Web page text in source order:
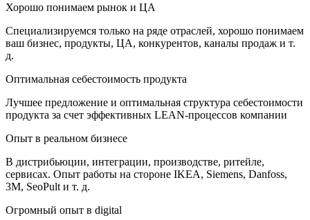
Хорошо понимаем рынок и ЦА
Специализируемся только на ряде отраслей, хорошо понимаем
ваш бизнес, продукты, ЦА, конкурентов, каналы продаж и т.
д.
Оптимальная себестоимость продукта
Лучшее предложение и оптимальная структура себестоимости
продукта за счет эффективных LEAN-процессов компании
Опыт в реальном бизнесе
В дистрибьюции, интеграции, производстве, ритейле,
сервисах. Опыт работы на стороне IKEA, Siemens, Danfoss,
3M, SeoPult и т. д.
Огромный опыт в digital